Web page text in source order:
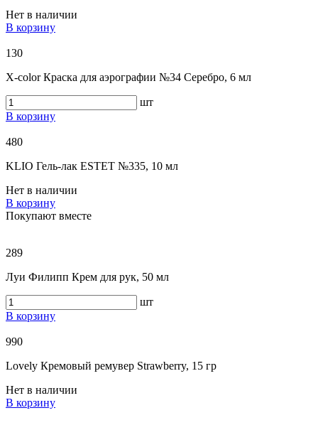
Нет в наличии
В корзину
130
X-color Краска для аэрографии №34 Серебро, 6 мл
шт
В корзину
480
KLIO Гель-лак ESTET №335, 10 мл
Нет в наличии
В корзину
Покупают вместе
289
Луи Филипп Крем для рук, 50 мл
шт
В корзину
990
Lovely Кремовый ремувер Strawberry, 15 гр
Нет в наличии
В корзину